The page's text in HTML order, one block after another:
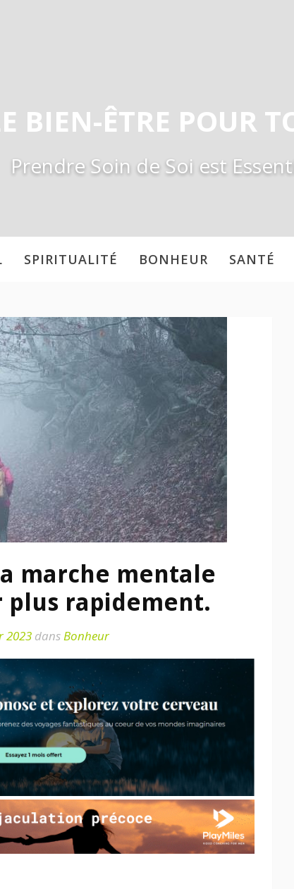
BIEN-ÊTRE POUR
Prendre Soin de Soi est
SPIRITUALITÉ BONHEUR SANTÉ
marche mentale
plus rapidement.
2023 dansBonheur